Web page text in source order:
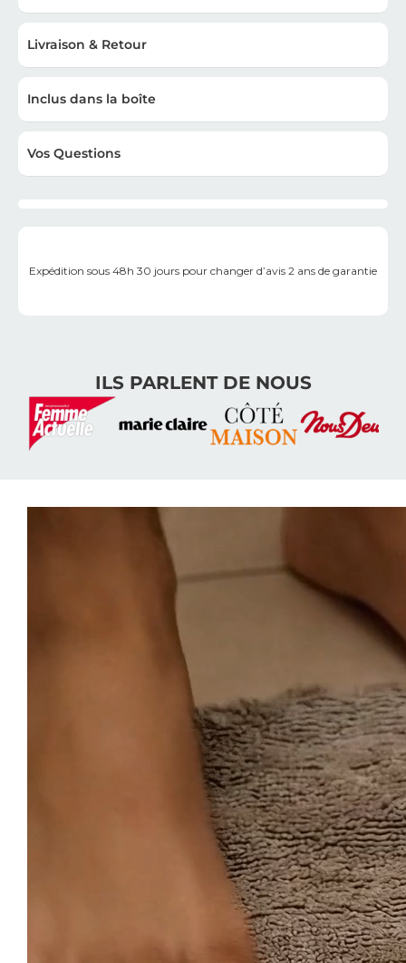
Livraison & Retour
Inclus dans la boîte
Vos Questions
Expédition sous 48h 30 jours pour changer d’avis 2 ans de garantie
ILS PARLENT DE NOUS